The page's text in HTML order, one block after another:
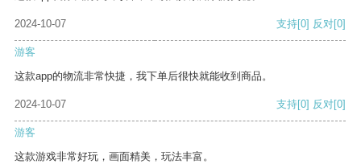
2024-10-07 支持[0] 反对[0]
游客
这款app的物流非常快捷，我下单后很快就能收到商品。
2024-10-07 支持[0] 反对[0]
游客
这款游戏非常好玩，画面精美，玩法丰富。